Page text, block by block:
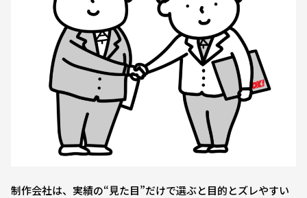
制作会社は、実績の“見た目”だけで選ぶと目的とズレやすい